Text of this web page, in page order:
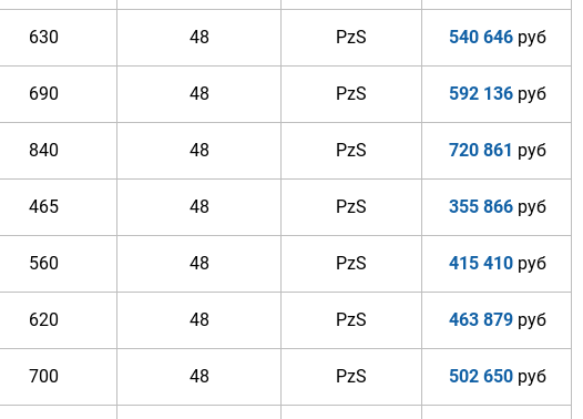
630 48 PzS 540 646руб
690 48 PzS 592 136руб
840 48 PzS 720 861 руб
465 48 PzS 355 866руб
560 48 PzS 415 410руб
620 48 PzS 463 879руб
700 48 PzS 502 650руб